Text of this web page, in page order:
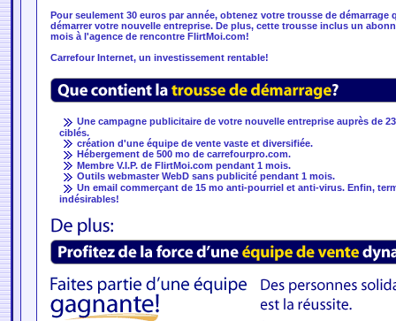
Pour seulement 30 euros par année, obtenez votre trousse de démarrage
démarrer votre nouvelle entreprise. De plus, cette trousse inclus un
mois à l'agence de rencontre FlirtMoi.com!
Carrefour Internet, un investissement rentable!
Une campagne publicitaire de votre nouvelle entreprise auprès de
ciblés.
création d'une équipe de vente vaste et diversifiée.
Hébergement de 500 mo de carrefourpro.com.
Membre V.I.P. de FlirtMoi.com pendant 1 mois.
Outils webmaster WebD sans publicité pendant 1 mois.
Un email commerçant de 15 mo anti-pourriel et anti-virus. Enfin,
indésirables!